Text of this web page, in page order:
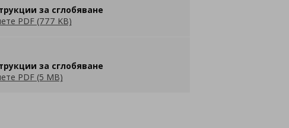
за сглобяване
PDF (777 KB)
за сглобяване
PDF (5 MB)